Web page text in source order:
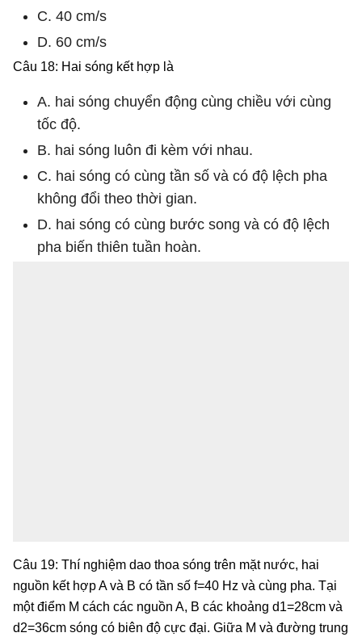
C. 40 cm/s
D. 60 cm/s
Câu 18: Hai sóng kết hợp là
A. hai sóng chuyển động cùng chiều với cùng
tốc độ.
B. hai sóng luôn đi kèm với nhau.
C. hai sóng có cùng tần số và có độ lệch pha
không đổi theo thời gian.
D. hai sóng có cùng bước song và có độ lệch
pha biến thiên tuần hoàn.
Câu 19: Thí nghiệm dao thoa sóng trên mặt nước, hai
nguồn kết hợp A và B có tần số f=40 Hz và cùng pha. Tại
một điểm M cách các nguồn A, B các khoảng d1=28cm và
d2=36cm sóng có biên độ cực đại. Giữa M và đường trung